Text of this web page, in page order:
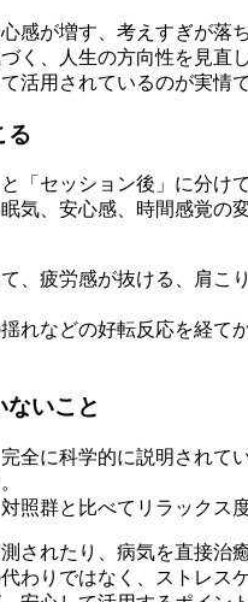
感が増す、考えすぎが落
く、人生の方向性を見
活用されているのが実情で
る
「セッション後」に分け
気、安心感、時間感覚
、疲労感が抜ける、肩
れなどの好転反応を経
いこと
全に科学的に説明され
照群と比べてリラックス
されたり、病気を直接治
わりではなく、ストレ